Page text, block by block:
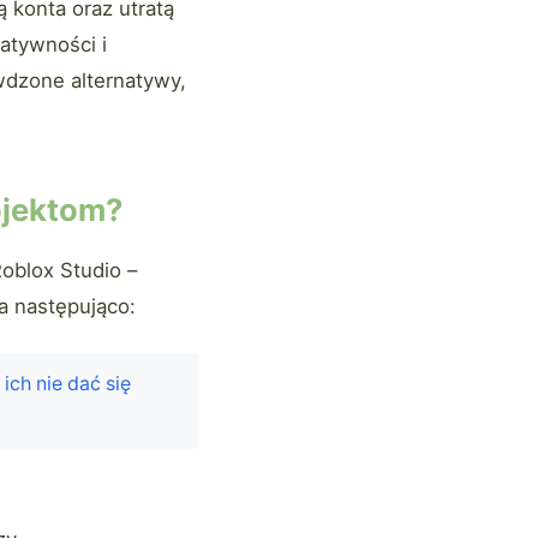
konta oraz utratą
i
alternatywy,
Studio –
następująco:
nie dać się